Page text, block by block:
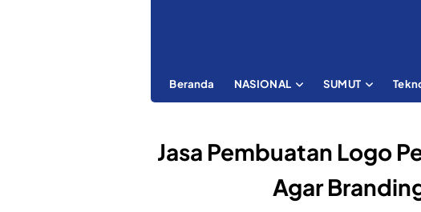
Beranda NASIONAL SUMUT
Jasa Pembuatan Logo
Agar